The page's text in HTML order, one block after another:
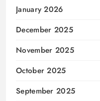
January 2026
December 2025
November 2025
October 2025
September 2025